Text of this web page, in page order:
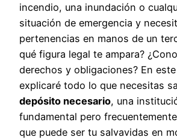
incendio, una inundación o
situación de emergencia y
pertenencias en manos de un
qué figura legal te ampara?
derechos y obligaciones? En
explicaré todo lo que necesitas
depósito necesario, una
fundamental pero
que puede ser tu salvavidas en